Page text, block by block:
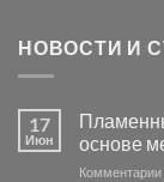
НОВОСТИ И
17
Июн
основе
Комментарии